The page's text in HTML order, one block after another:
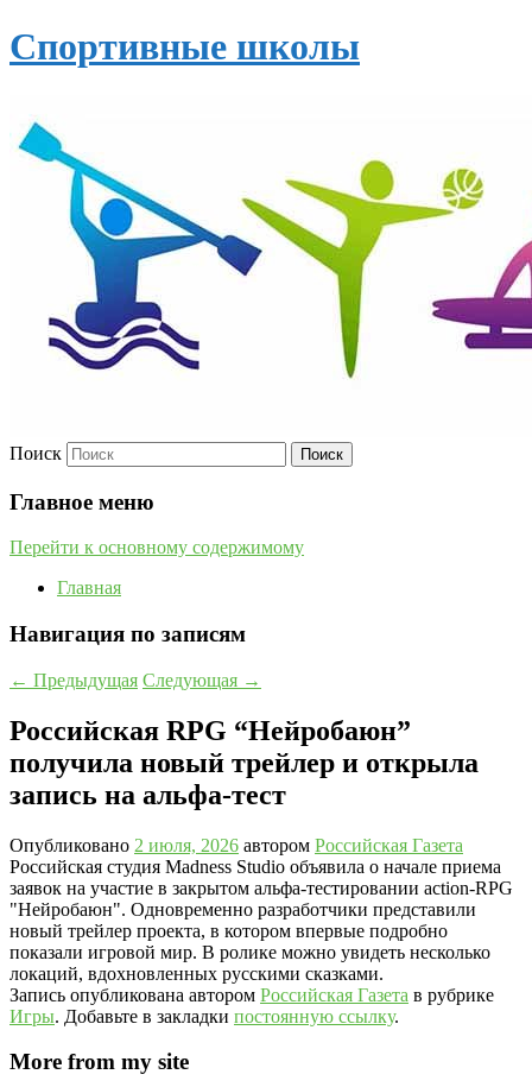
Спортивные школы
Поиск
Главное меню
Перейти к основному содержимому
Главная
Навигация по записям
← Предыдущая Следующая →
Российская RPG “Нейробаюн”
получила новый трейлер и открыла
запись на альфа-тест
Опубликовано 2 июля, 2026 автором Российская Газета
Российская студия Madness Studio объявила о начале приема
заявок на участие в закрытом альфа-тестировании action-RPG
"Нейробаюн". Одновременно разработчики представили
новый трейлер проекта, в котором впервые подробно
показали игровой мир. В ролике можно увидеть несколько
локаций, вдохновленных русскими сказками.
Запись опубликована автором Российская Газета в рубрике
Игры. Добавьте в закладки постоянную ссылку.
More from my site